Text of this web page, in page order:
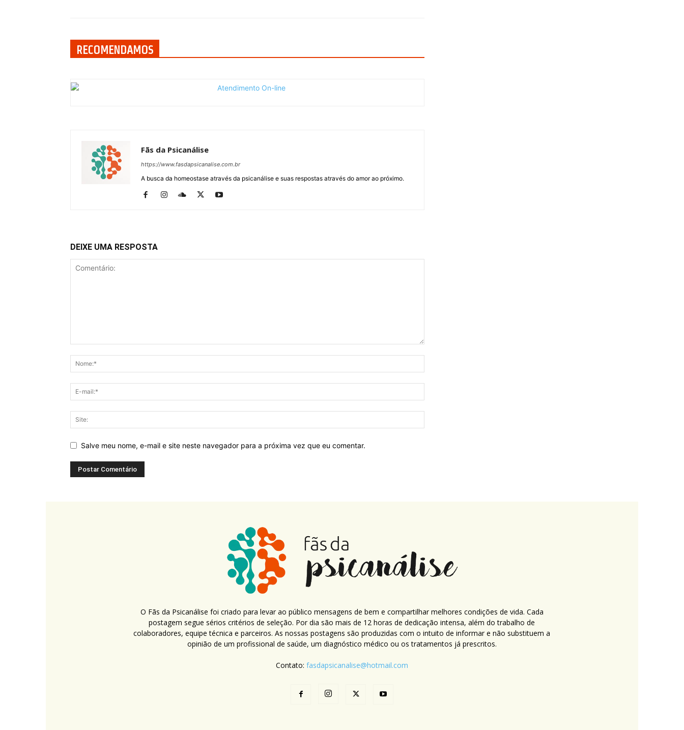
RECOMENDAMOS
Fãs da Psicanálise
https://www.fasdapsicanalise.com.br
A busca da homeostase através da psicanálise e suas respostas através do amor ao próximo.
DEIXE UMA RESPOSTA
Salve meu nome, e-mail e site neste navegador para a próxima vez que eu comentar.
O Fãs da Psicanálise foi criado para levar ao público mensagens de bem e compartilhar melhores condições de vida. Cada
postagem segue sérios critérios de seleção. Por dia são mais de 12 horas de dedicação intensa, além do trabalho de
colaboradores, equipe técnica e parceiros. As nossas postagens são produzidas com o intuito de informar e não substituem a
opinião de um profissional de saúde, um diagnóstico médico ou os tratamentos já prescritos.
Contato: fasdapsicanalise@hotmail.com